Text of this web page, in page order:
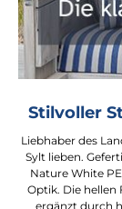
Stilvoller
Liebhaber des
Sylt lieben.
Nature White
Optik. Die hellen
ergänzt durch